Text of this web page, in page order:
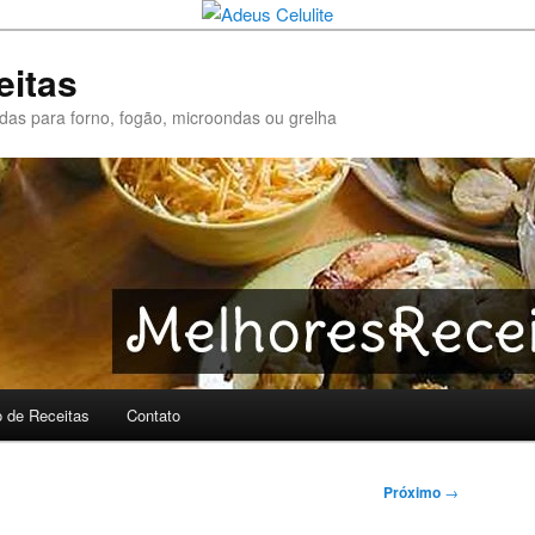
para forno, fogão, microondas ou grelha
de Receitas Contato
Próximo →